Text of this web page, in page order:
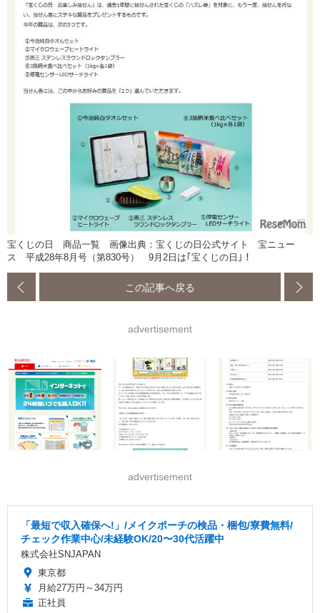
宝くじの日 商品一覧 画像出典：宝くじの日公式サイト 宝ニュー
ス 平成28年8月号（第830号） 9月2日は｢宝くじの日｣！
この記事へ戻る
advertisement
advertisement
「最短で収入確保へ!」/メイクポーチの検品・梱包/寮費無料/
チェック作業中心/未経験OK/20〜30代活躍中
株式会社SNJAPAN
東京都
月給27万円～34万円
正社員